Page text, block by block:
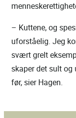
– Kuttene, og
uforståelig. Jeg
svært grelt
skaper det sult
før, sier Hagen.